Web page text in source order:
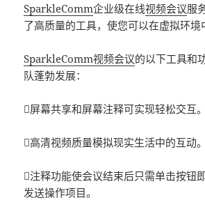
SparkleComm企业级在线视频会议服
了高质量的工具，使您可以在虚拟环境
SparkleComm视频会议的以下工具和
队蓬勃发展：
屏幕共享和屏幕注释可实现轻松交互。
高清视频质量模拟现实生活中的互动。
注释功能使会议结束后只需单击按钮
发送操作项目。